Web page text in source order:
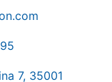
7, 35001